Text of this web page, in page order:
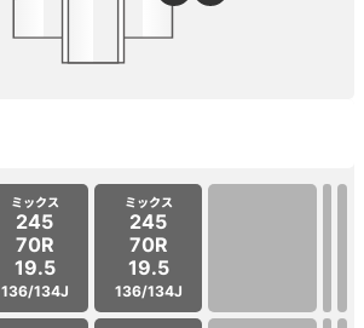
ミックス
245
70R
19.5
136/134J
ミックス
245
70R
19.5
136/134J